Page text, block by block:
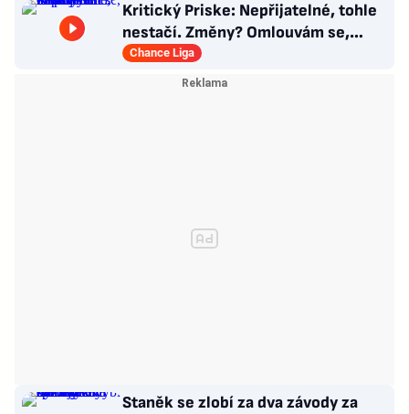
Kritický Priske: Nepřijatelné, tohle
nestačí. Změny? Omlouvám se,
nedokážu odpovědět
Chance Liga
Staněk se zlobí za dva závody za